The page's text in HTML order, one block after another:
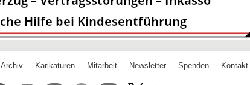
Archiv Karikaturen Mitarbeit Newsletter Spenden Kontakt